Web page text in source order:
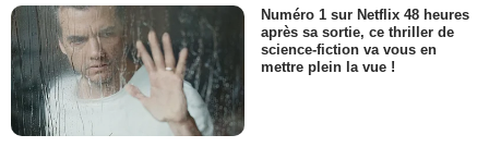
Numéro 1 sur Netflix 48 heures
après sa sortie, ce thriller de
science-fiction va vous en
mettre plein la vue !